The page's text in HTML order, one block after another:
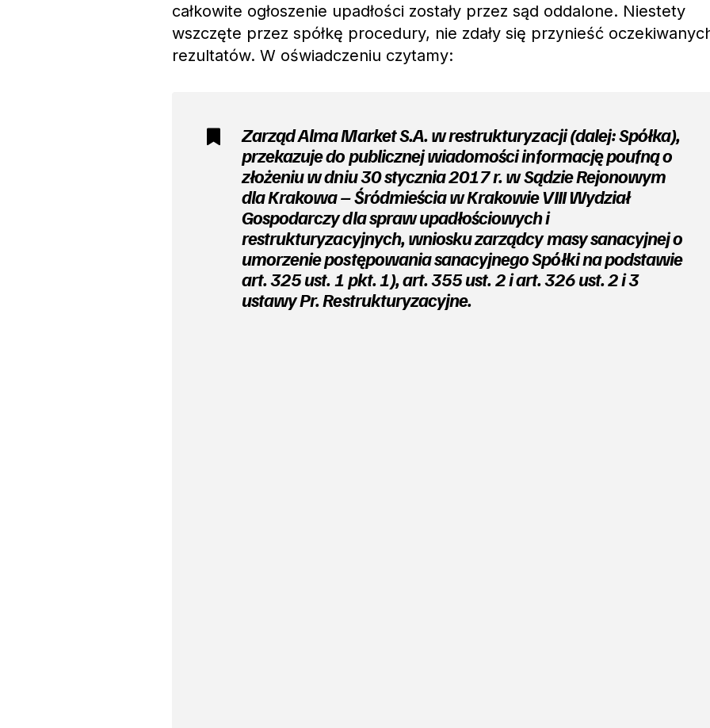
całkowite ogłoszenie upadłości zostały przez sąd oddalone. Niestety
wszczęte przez spółkę procedury, nie zdały się przynieść
rezultatów. W oświadczeniu czytamy:
Zarząd Alma Market S.A. w restrukturyzacji (dalej: Spółka),
przekazuje do publicznej wiadomości informację poufną o
złożeniu w dniu 30 stycznia 2017 r. w Sądzie Rejonowym
dla Krakowa – Śródmieścia w Krakowie VIII Wydział
Gospodarczy dla spraw upadłościowych i
restrukturyzacyjnych, wniosku zarządcy masy sanacyjnej o
umorzenie postępowania sanacyjnego Spółki na podstawie
art. 325 ust. 1 pkt. 1), art. 355 ust. 2 i art. 326 ust. 2 i 3
ustawy Pr. Restrukturyzacyjne.